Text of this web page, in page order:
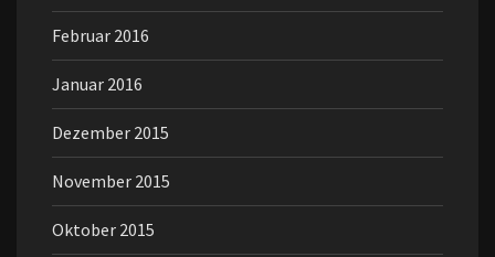
Februar 2016
Januar 2016
Dezember 2015
November 2015
Oktober 2015